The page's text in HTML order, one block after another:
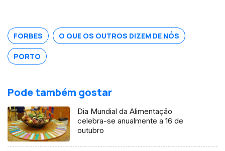
como ímpio e sodomita pela Inquisição.
FORBES O QUE OS OUTROS DIZEM DE NÓS
PORTO
Pode também gostar
Dia Mundial da Alimentação
celebra-se anualmente a 16 de
outubro